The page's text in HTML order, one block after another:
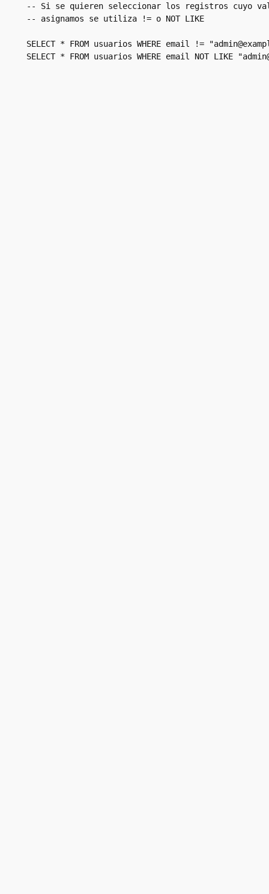
-- Si se quieren seleccionar los registros cuyo
-- asignamos se utiliza != o NOT LIKE
SELECT * FROM usuarios WHERE email != "
SELECT * FROM usuarios WHERE email NOT LIKE "